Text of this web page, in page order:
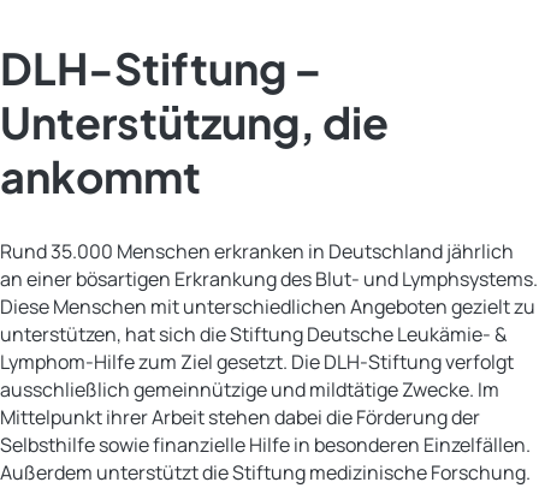
DLH-Stiftung –
Unterstützung, die
ankommt
Rund 35.000 Menschen erkranken in Deutschland jährlich
an einer bösartigen Erkrankung des Blut- und Lymphsystems.
Diese Menschen mit unterschiedlichen Angeboten gezielt zu
unterstützen, hat sich die Stiftung Deutsche Leukämie- &
Lymphom-Hilfe zum Ziel gesetzt. Die DLH-Stiftung verfolgt
ausschließlich gemeinnützige und mildtätige Zwecke. Im
Mittelpunkt ihrer Arbeit stehen dabei die Förderung der
Selbsthilfe sowie finanzielle Hilfe in besonderen Einzelfällen.
Außerdem unterstützt die Stiftung medizinische Forschung.